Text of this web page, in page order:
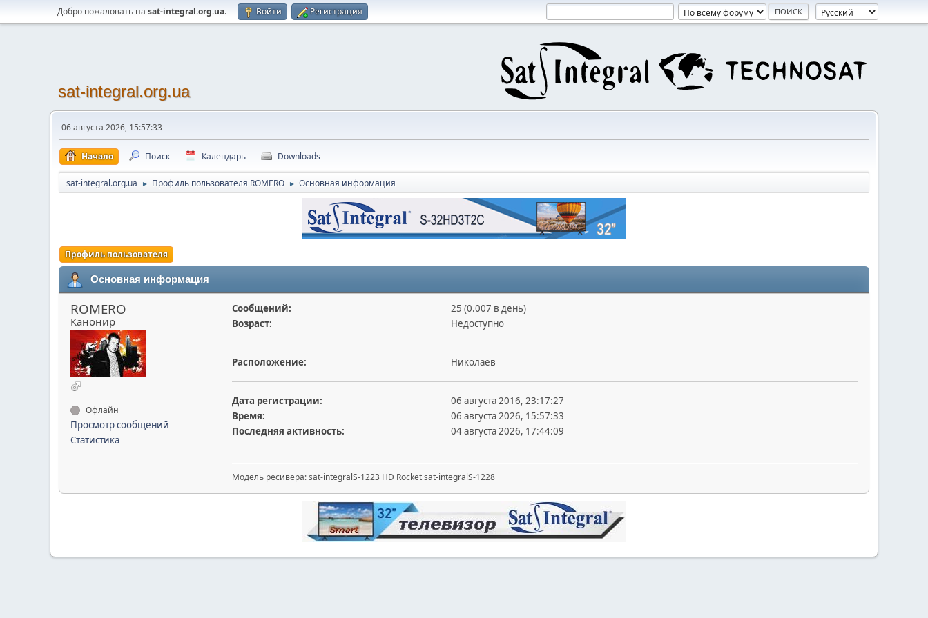
Добро пожаловать на sat-integral.org.ua. Войти Регистрация
sat-integral.org.ua
06 августа 2026, 15:57:33
Начало Поиск Календарь Downloads
sat-integral.org.ua ► Профиль пользователя ROMERO ► Основная информация
Профиль пользователя
Основная информация
ROMERO
Канонир
Офлайн
Просмотр сообщений
Статистика
Сообщений:
25 (0.007 в день)
Возраст:
Недоступно
Расположение: Николаев
Дата регистрации:
06 августа 2016, 23:17:27
Время:
06 августа 2026, 15:57:33
Последняя активность:
04 августа 2026, 17:44:09
Модель ресивера: sat-integralS-1223 HD Rocket sat-integralS-1228